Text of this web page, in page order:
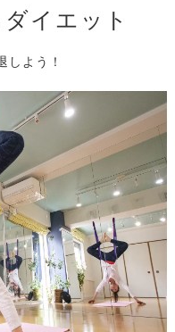
しよう！
イエット